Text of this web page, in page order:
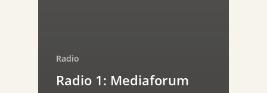
Radio
Radio 1: Mediaforum